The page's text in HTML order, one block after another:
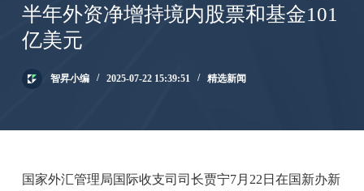
半年外资净增持境内股票和基金101
亿美元
智昇小编 2025-07-22 15:39:51 精选新闻
国家外汇管理局国际收支司司长贾宁7月22日在国新办新